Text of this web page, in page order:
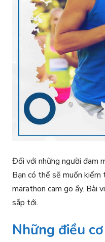
Đối với những người đam
Bạn có thể sẽ muốn kiểm
marathon cam go ấy. Bài
sắp tới.
Những điều